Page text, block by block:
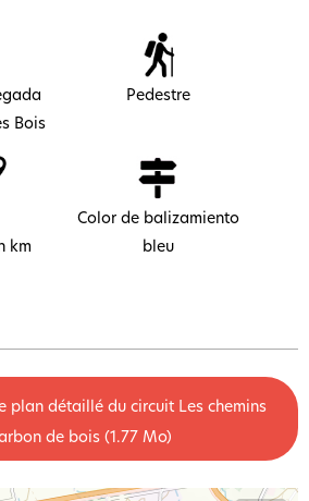
Bois
Pedestre
km
Color de balizamiento
bleu
plan détaillé du circuit Les chemins
de bois (1.77 Mo)